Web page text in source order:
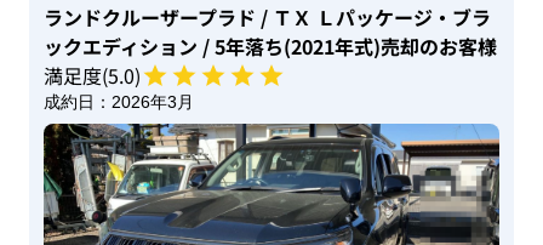
ランドクルーザープラド / ＴＸ Ｌパッケージ・ブラ
ックエディション / 5年落ち(2021年式)売却のお客様
満足度(5.0)
成約日： 2026年3月